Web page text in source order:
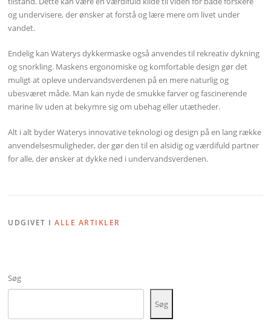
og undervisere, der ønsker at forstå og lære mere om livet under
vandet.
Endelig kan Waterys dykkermaske også anvendes til rekreativ dykning
og snorkling. Maskens ergonomiske og komfortable design gør det
muligt at opleve undervandsverdenen på en mere naturlig og
ubesværet måde. Man kan nyde de smukke farver og fascinerende
marine liv uden at bekymre sig om ubehag eller utætheder.
Alt i alt byder Waterys innovative teknologi og design på en lang række
anvendelsesmuligheder, der gør den til en alsidig og værdifuld partner
for alle, der ønsker at dykke ned i undervandsverdenen.
UDGIVET IALLE ARTIKLER
Søg
Søg